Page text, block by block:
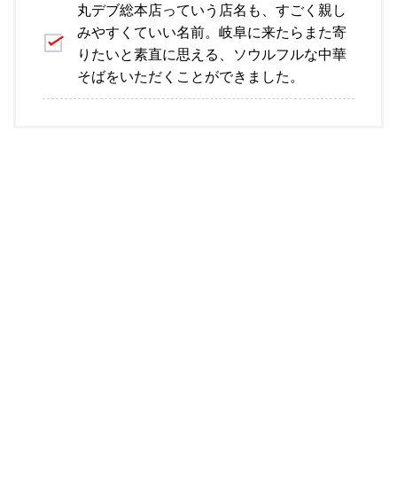
丸デブ総本店っていう店名も、すごく親し
みやすくていい名前。岐阜に来たらまた寄
りたいと素直に思える、ソウルフルな中華
そばをいただくことができました。